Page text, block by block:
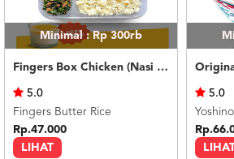
Minimal : Rp 300rb
Fingers Box Chicken (Nasi Putih) Silky Pudding
LIHAT
5.0
Fingers Butter Rice
Rp.47.000
5.0